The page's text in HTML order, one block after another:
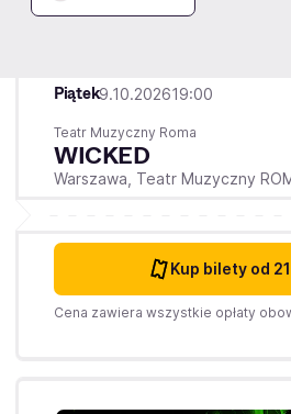
Piątek9.10.202619:00
Teatr Muzyczny Roma
WICKED
Warszawa, Teatr Muzyczny
Kup bilety od
Cena zawiera wszystkie opłaty